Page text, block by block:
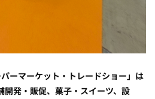
パーマーケット・トレードショー」は
発・販促、菓子・スイーツ、設